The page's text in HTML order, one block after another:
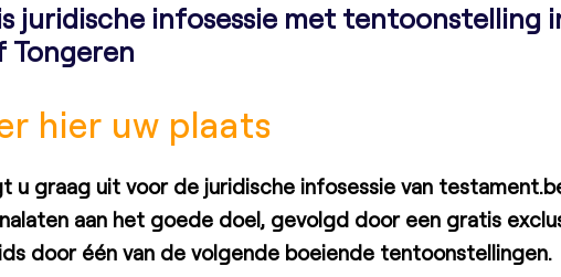
juridische infosessie met tentoonstelling
hier uw plaats
u graag uit voor de juridische infosessie van
aan het goede doel, gevolgd door een gratis
door één van de volgende boeiende tentoonstellingen.